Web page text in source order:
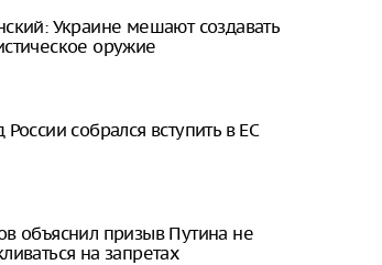
Украине мешают создавать
оружие
России собрался вступить в ЕС
объяснил призыв Путина не
на запретах